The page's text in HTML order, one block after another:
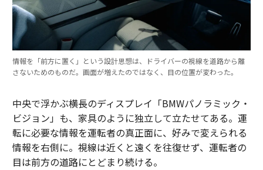
情報を「前方に置く」という設計思想は、ドライバーの視線を道路から離
さないためのものだ。画面が増えたのではなく、目の位置が変わった。
中央で浮かぶ横長のディスプレイ「BMWパノラミック・
ビジョン」も、家具のように独立して立たせてある。運
転に必要な情報を運転者の真正面に、好みで変えられる
情報を右側に。視線は近くと遠くを往復せず、運転者の
目は前方の道路にとどまり続ける。